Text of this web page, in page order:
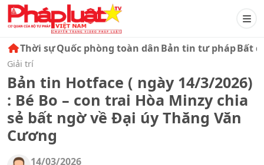
Thời sựQuốc phòng toàn dânBản tin tư phápBất
Giải trí
Bản tin Hotface ( ngày 14/3/2026)
: Bé Bo – con trai Hòa Minzy chia
sẻ bất ngờ về Đại úy Thăng Văn
Cương
14/03/2026